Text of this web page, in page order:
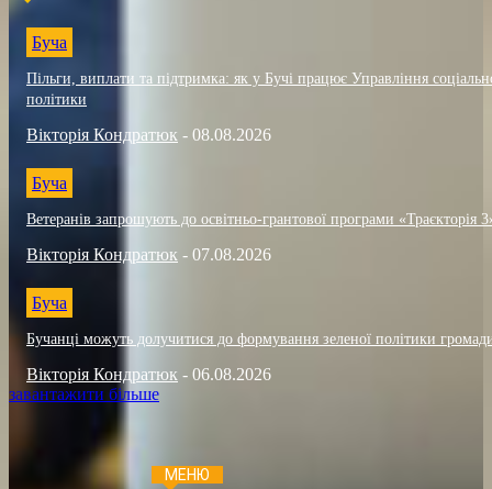
Буча
Пільги, виплати та підтримка: як у Бучі працює Управління
політики
Вікторія Кондратюк - 08.08.2026
Буча
Ветеранів запрошують до освітньо-грантової програми «Траєкторія
Вікторія Кондратюк - 07.08.2026
Буча
Бучанці можуть долучитися до формування зеленої політики
Вікторія Кондратюк - 06.08.2026
завантажити більше
МЕНЮ